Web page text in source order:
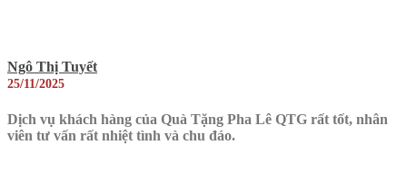
Ngô Thị Tuyết
25/11/2025
Dịch vụ khách hàng của Quà Tặng Pha Lê QTG rất tốt, nhân
viên tư vấn rất nhiệt tình và chu đáo.